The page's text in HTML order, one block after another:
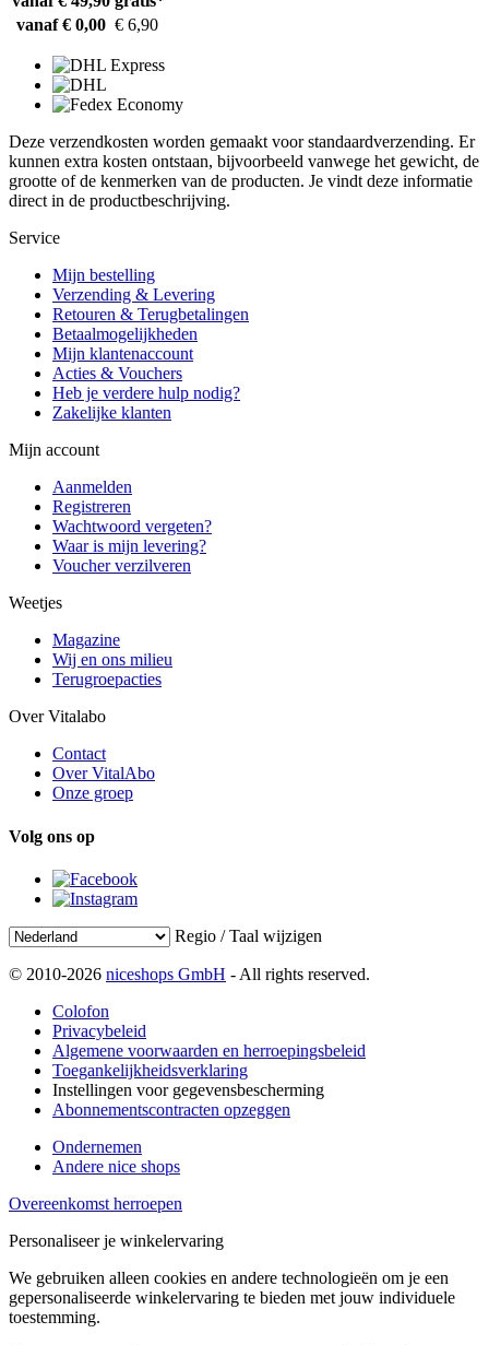
vanaf € 0,00 € 6,90
Deze verzendkosten worden gemaakt voor standaardverzending. Er
kunnen extra kosten ontstaan, bijvoorbeeld vanwege het gewicht, de
grootte of de kenmerken van de producten. Je vindt deze informatie
direct in de productbeschrijving.
Service
Mijn bestelling
Verzending & Levering
Retouren & Terugbetalingen
Betaalmogelijkheden
Mijn klantenaccount
Acties & Vouchers
Heb je verdere hulp nodig?
Zakelijke klanten
Mijn account
Aanmelden
Registreren
Wachtwoord vergeten?
Waar is mijn levering?
Voucher verzilveren
Weetjes
Magazine
Wij en ons milieu
Terugroepacties
Over Vitalabo
Contact
Over VitalAbo
Onze groep
Volg ons op
Regio / Taal wijzigen
© 2010-2026 niceshops GmbH - All rights reserved.
Colofon
Privacybeleid
Algemene voorwaarden en herroepingsbeleid
Toegankelijkheidsverklaring
Instellingen voor gegevensbescherming
Abonnementscontracten opzeggen
Ondernemen
Andere nice shops
Overeenkomst herroepen
Personaliseer je winkelervaring
We gebruiken alleen cookies en andere technologieën om je een
gepersonaliseerde winkelervaring te bieden met jouw individuele
toestemming.